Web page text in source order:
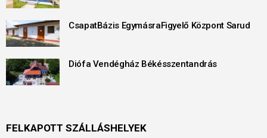
CsapatBázis EgymásraFigyelő Központ Sarud
Diófa Vendégház Békésszentandrás
FELKAPOTT SZÁLLÁSHELYEK